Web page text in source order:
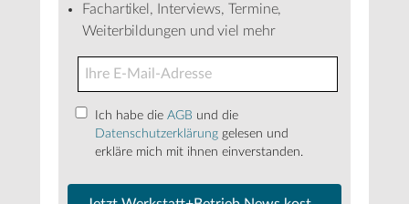
Fachartikel, Interviews, Termine,
Weiterbildungen und viel mehr
Ich habe die AGB und die
Datenschutzerklärung gelesen und
erkläre mich mit ihnen einverstanden.